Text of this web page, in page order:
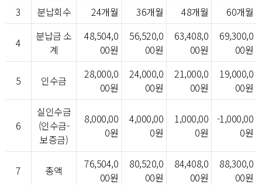
3
분납회수 24개월 36개월 48개월 60개월
4
분납금 소
계
48,504,0
00원
56,520,0
00원
63,408,0
00원
69,300,0
00원
5 인수금
28,000,0
00원
24,000,0
00원
21,000,0
00원
19,000,0
00원
6
실인수금
(인수금-
보증금)
8,000,00
0원
4,000,00
0원
1,000,00
0원
-1,000,00
0원
7 총액
76,504,0
00원
80,520,0
00원
84,408,0
00원
88,300,0
00원